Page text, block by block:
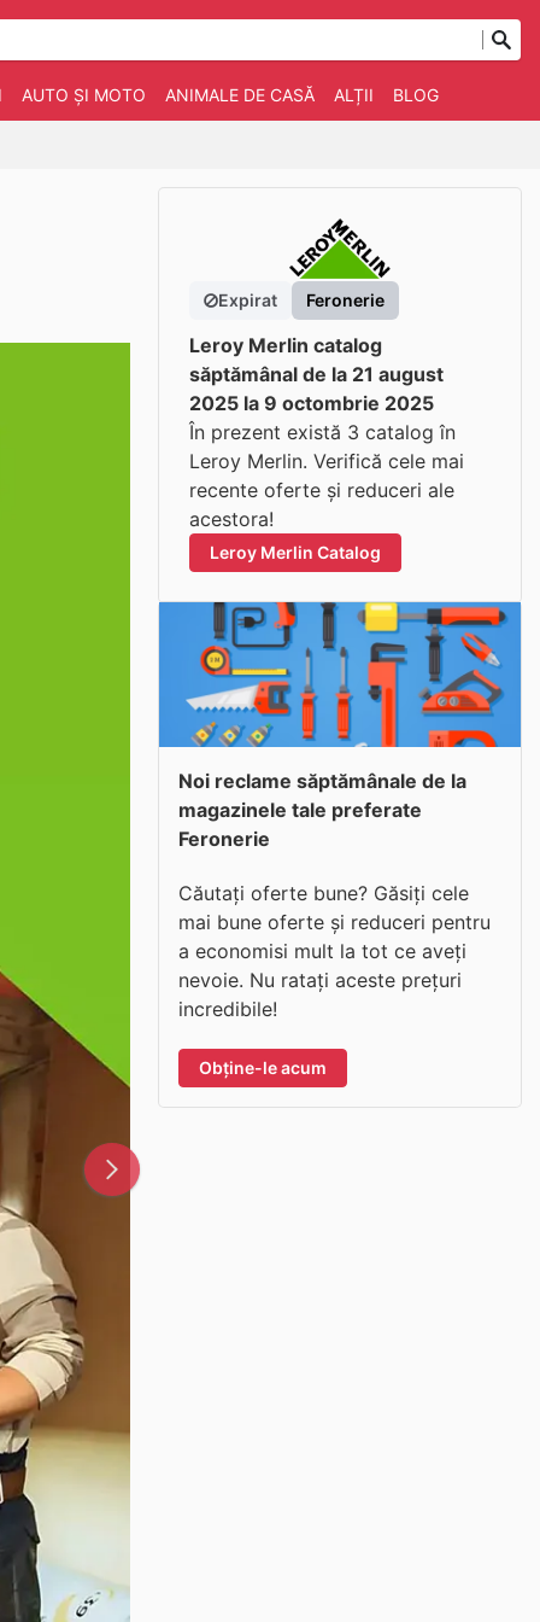
AUTO ȘI MOTO ANIMALE DE CASĂ ALȚII BLOG
Expirat Feronerie
Leroy Merlin catalog
săptămânal de la 21 august
2025 la 9 octombrie 2025
În prezent există 3 catalog în
Leroy Merlin. Verifică cele mai
recente oferte și reduceri ale
acestora!
Leroy Merlin Catalog
Noi reclame săptămânale de la
magazinele tale preferate
Feronerie
Căutați oferte bune? Găsiți cele
mai bune oferte și reduceri pentru
a economisi mult la tot ce aveți
nevoie. Nu ratați aceste prețuri
incredibile!
Obține-le acum